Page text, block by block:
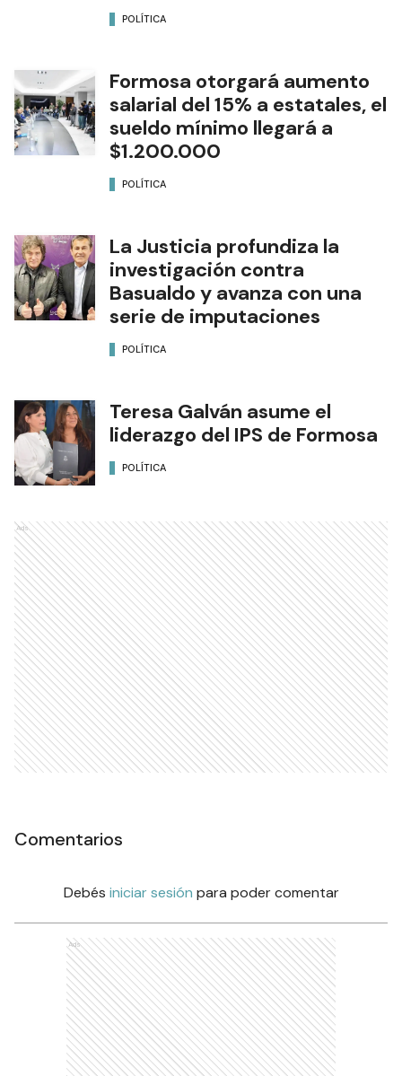
POLÍTICA
Formosa otorgará aumento
salarial del 15% a estatales, el
sueldo mínimo llegará a
$1.200.000
POLÍTICA
La Justicia profundiza la
investigación contra
Basualdo y avanza con una
serie de imputaciones
POLÍTICA
Teresa Galván asume el
liderazgo del IPS de Formosa
POLÍTICA
Ads
Comentarios
Debés iniciar sesión para poder comentar
Ads